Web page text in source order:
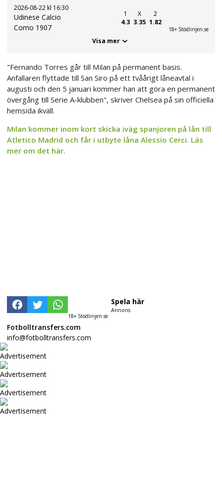
2026-08-22 kl 16:30
Udinese Calcio
Como 1907
1
4.3
X
3.35
2
1.82
18+ Stödlinjen.se
Visa mer
"Fernando Torres går till Milan på permanent basis.
Anfallaren flyttade till San Siro på ett tvåårigt låneavtal i
augusti och den 5 januari kommer han att göra en permanent
övergång till Serie A-klubben", skriver Chelsea på sin officiella
hemsida ikväll.
Milan kommer inom kort skicka iväg spanjoren på lån till
Atletico Madrid och får i utbyte låna Alessio Cerci. Läs
mer om det här.
18+ Stödlinjen.se
Spela här
Annons
Fotbolltransfers.com
info@fotbolltransfers.com